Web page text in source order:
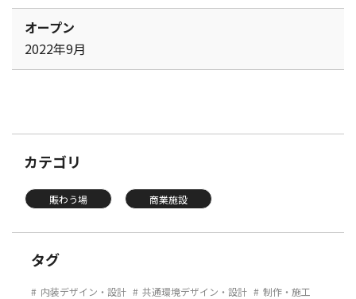
オープン
2022年9月
カテゴリ
賑わう場 商業施設
タグ
内装デザイン・設計 共通環境デザイン・設計
制作・施工